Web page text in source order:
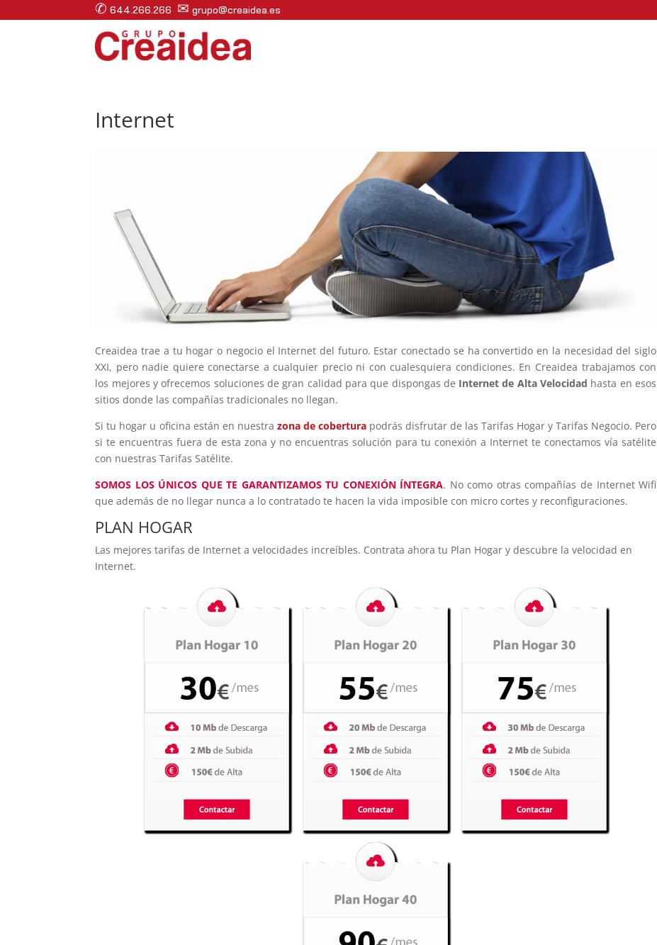
✆ 644.266.266 ✉ grupo@creaidea.es
Internet
Creaidea trae a tu hogar o negocio el Internet del futuro. Estar conectado se ha convertido en la necesidad del siglo
XXI, pero nadie quiere conectarse a cualquier precio ni con cualesquiera condiciones. En Creaidea trabajamos con
los mejores y ofrecemos soluciones de gran calidad para que dispongas de Internet de Alta Velocidad hasta en esos
sitios donde las compañías tradicionales no llegan.
Si tu hogar u oficina están en nuestra zona de coberturapodrás disfrutar de las Tarifas Hogar y Tarifas Negocio. Pero
si te encuentras fuera de esta zona y no encuentras solución para tu conexión a Internet te conectamos vía satélite
con nuestras Tarifas Satélite.
SOMOS LOS ÚNICOS QUE TE GARANTIZAMOS TU CONEXIÓN ÍNTEGRA. No como otras compañías de Internet Wifi
que además de no llegar nunca a lo contratado te hacen la vida imposible con micro cortes y reconfiguraciones.
PLAN HOGAR
Las mejores tarifas de Internet a velocidades increíbles. Contrata ahora tu Plan Hogar y descubre la velocidad en
Internet.